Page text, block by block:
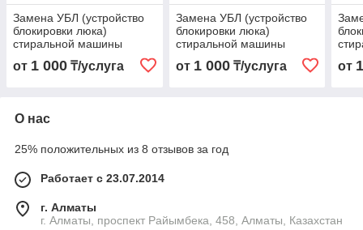
Замена УБЛ (устройство
блокировки люка)
стиральной машины
Hansa/Ханса
от 1 000 ₸/услуга
Замена УБЛ (устройство
блокировки люка)
стиральной машины
Smeg/Смег
от 1 000₸/услуга от
О нас
25% положительных из 8 отзывов за год
Работает с 23.07.2014
г. Алматы
г. Алматы, проспект Райымбека, 458, Алматы, Казахстан